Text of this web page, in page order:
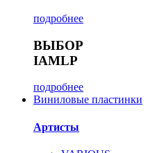
подробнее
ВЫБОР
IAMLP
подробнее
Виниловые пластинки
Артисты